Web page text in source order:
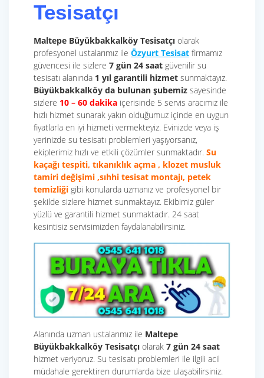
Tesisatçı
Maltepe Büyükbakkalköy Tesisatçı olarak
profesyonel ustalarımız ile Özyurt Tesisat firmamız
güvencesi ile sizlere 7 gün 24 saat güvenilir su
tesisatı alanında 1 yıl garantili hizmet sunmaktayız.
Büyükbakkalköy da bulunan şubemiz sayesinde
sizlere 10 – 60 dakika içerisinde 5 servis aracımız ile
hızlı hizmet sunarak yakın olduğumuz içinde en uygun
fiyatlarla en iyi hizmeti vermekteyiz. Evinizde veya iş
yerinizde su tesisatı problemleri yaşıyorsanız,
ekiplerimiz hızlı ve etkili çözümler sunmaktadır. Su
kaçağı tespiti, tıkanıklık açma , klozet musluk
tamiri değişimi ,sıhhi tesisat montajı, petek
temizliği gibi konularda uzmanız ve profesyonel bir
şekilde sizlere hizmet sunmaktayız. Ekibimiz güler
yüzlü ve garantili hizmet sunmaktadır. 24 saat
kesintisiz servisimizden faydalanabilirsiniz.
Alanında uzman ustalarımız ile Maltepe
Büyükbakkalköy Tesisatçı olarak 7 gün 24 saat
hizmet veriyoruz. Su tesisatı problemleri ile ilgili acil
müdahale gerektiren durumlarda bize ulaşabilirsiniz.